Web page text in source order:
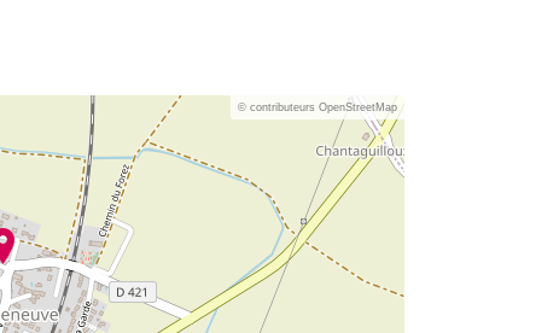
© contributeurs OpenStreetMap